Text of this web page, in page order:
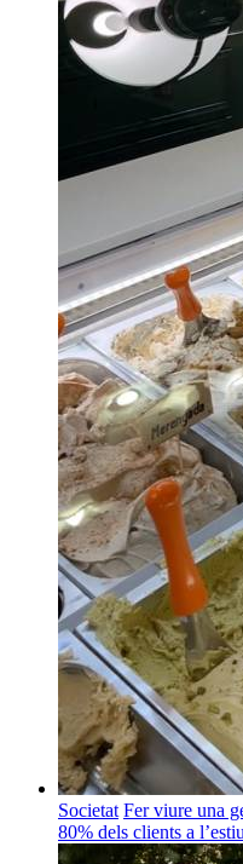
Societat Fer viure una
80% dels clients a